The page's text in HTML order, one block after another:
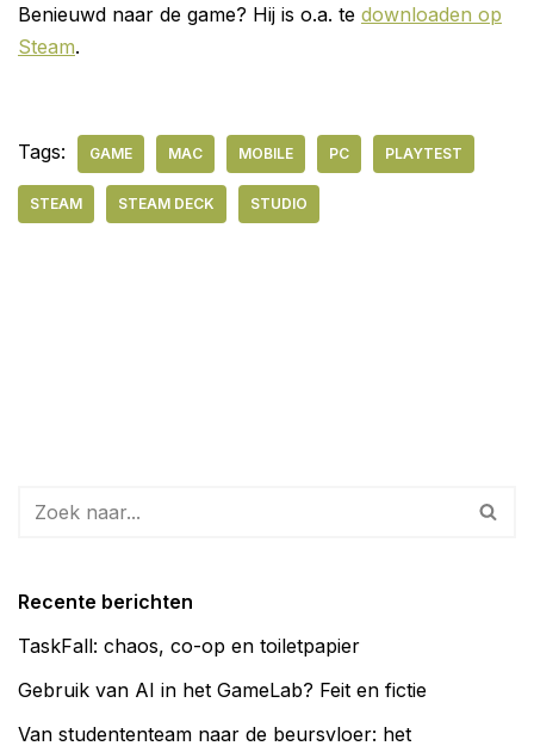
Benieuwd naar de game? Hij is o.a. te downloaden op
Steam.
Tags: GAME MAC MOBILE PC PLAYTEST
STEAM STEAM DECK STUDIO
Recente berichten
TaskFall: chaos, co-op en toiletpapier
Gebruik van AI in het GameLab? Feit en fictie
Van studententeam naar de beursvloer: het